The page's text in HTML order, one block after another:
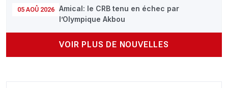
05 AOÛ 2026
Amical: le CRB tenu en échec par
l’Olympique Akbou
VOIR PLUS DE NOUVELLES